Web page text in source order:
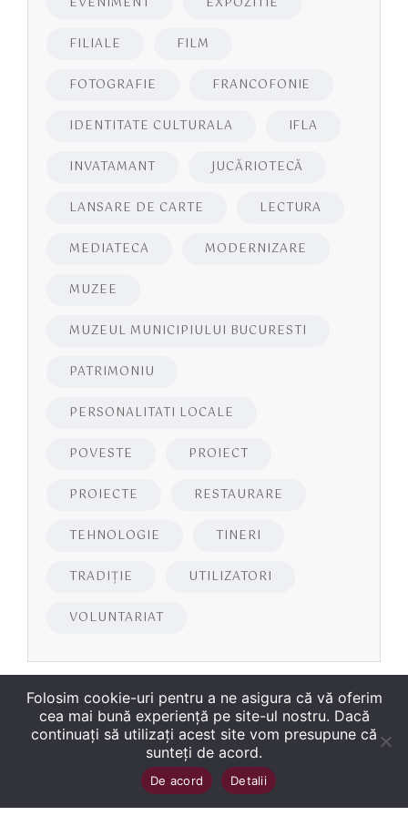
FILIALE FILM
FOTOGRAFIE FRANCOFONIE
IDENTITATE CULTURALA IFLA
INVATAMANT JUCĂRIOTECĂ
LANSARE DE CARTE LECTURA
MEDIATECA MODERNIZARE
MUZEE
MUZEUL MUNICIPIULUI BUCURESTI
PATRIMONIU
PERSONALITATI LOCALE
POVESTE PROIECT
PROIECTE RESTAURARE
TEHNOLOGIE TINERI
TRADIȚIE UTILIZATORI
VOLUNTARIAT
2026Biblioteca Județeană
„George Bariţiu‟ Braşov. Toate drepturile sunt
Folosim cookie-uri pentru a ne asigura că vă oferim
cea mai bună experiență pe site-ul nostru. Dacă
continuați să utilizați acest site vom presupune că
sunteți de acord.
De acord Detalii